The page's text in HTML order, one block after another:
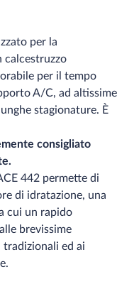
per la
calcestruzzo
per il tempo
A/C, ad altissime
stagionature. È
consigliato
442 permette di
di idratazione, una
cui un rapido
brevissime
ed ai